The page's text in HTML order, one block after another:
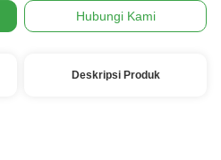
Hubungi Kami
Deskripsi Produk